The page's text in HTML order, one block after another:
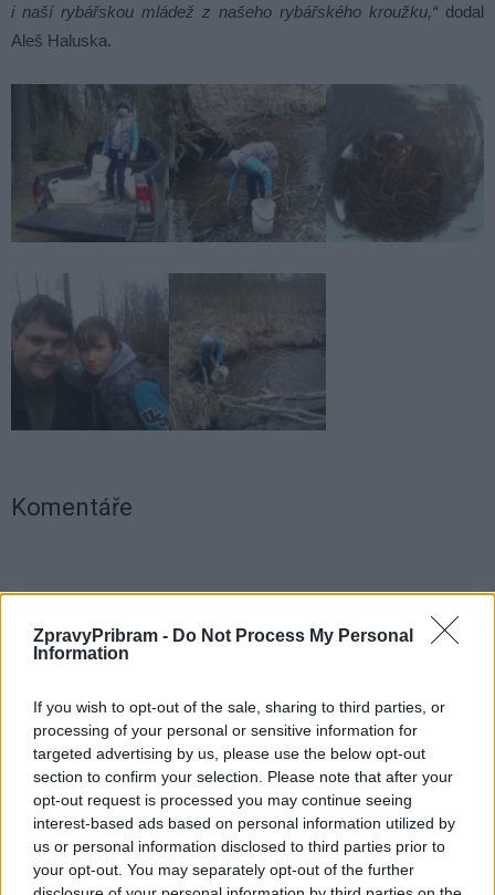
ZpravyPribram - Do Not Process My Personal
Information
If you wish to opt-out of the sale, sharing to third parties, or
processing of your personal or sensitive information for
targeted advertising by us, please use the below opt-out
section to confirm your selection. Please note that after your
opt-out request is processed you may continue seeing
interest-based ads based on personal information utilized by
us or personal information disclosed to third parties prior to
your opt-out. You may separately opt-out of the further
i naší rybářskou mládež z našeho rybářského kroužku,“ dodal
Aleš Haluska.
Komentáře
rybáři
voda
Předchozí článek Následující článek